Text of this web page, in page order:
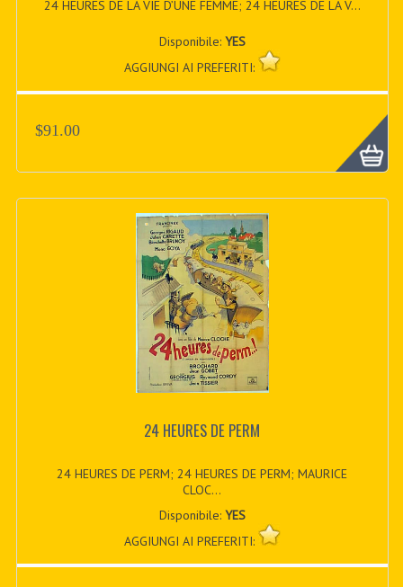
24 HEURES DE LA VIE D’UNE FEMME; 24 HEURES DE LA V...
Disponibile: YES
AGGIUNGI AI PREFERITI:
$91.00
24 HEURES DE PERM
24 HEURES DE PERM; 24 HEURES DE PERM; MAURICE
CLOC...
Disponibile: YES
AGGIUNGI AI PREFERITI: